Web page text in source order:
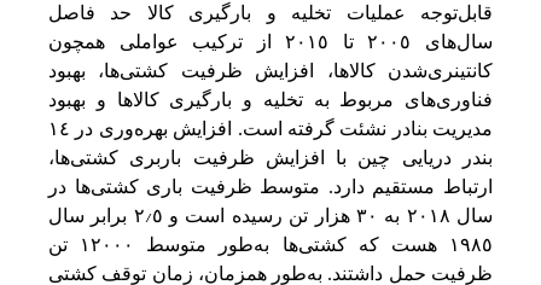
قابل‌‌توجه‌ عملیات تخلیه‌ و بارگیری کالا حد فاصل‌
سال‌های ٢٠٠٥ تا ٢٠١٥ از ترکیب‌ عواملی‌ همچون
کانتینری‌شدن کالاها، افزایش‌ ظرفیت‌ کشتی‌ها، بهبود
فناوری‌های مربوط به‌ تخلیه‌ و بارگیری کالاها و بهبود
مدیریت‌ بنادر نشئت گرفته‌ است‌. افزایش‌ بهره‌وری در ١٤
بندر دریایی‌ چین‌ با افزایش‌ ظرفیت‌ باربری کشتی‌ها،
ارتباط مستقیم‌ دارد. متوسط‌ ظرفیت‌ باری کشتی‌ها در
سال ٢٠١٨ به‌ ٣٠ هزار تن‌ رسیده است‌ و ٥
/
٢ برابر سال
١٩٨٥ هست‌ که‌ کشتی‌ها به‌‌طور متوسط‌ ١٢٠٠٠ تن‌
ظرفیت‌ حمل‌ داشتند. به‌‌طور همزمان، زمان توقف‌ کشتی‌